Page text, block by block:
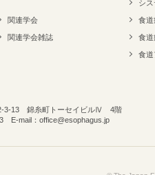
関連学会
関連学会雑誌
シ
食道
食道
食道
3-13 錦糸町トーセイビルⅣ 4階
E-mail：office@esophagus.jp